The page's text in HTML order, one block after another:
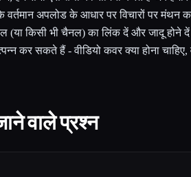
अपलोड के आधार पर विचारों पर मंथन
किसी भी चैनल) का लिंक दें और जादू होने
कर सकते हैं - वीडियो कवर क्या होना चाहिए,
वाले प्रश्न